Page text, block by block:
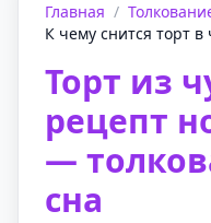
Главная /
К чему снится торт в
Торт из
рецепт
—
сна